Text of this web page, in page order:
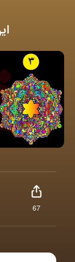
67